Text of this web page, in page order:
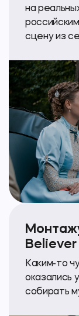
на
сцену из
Каким-то
оказались
собирать